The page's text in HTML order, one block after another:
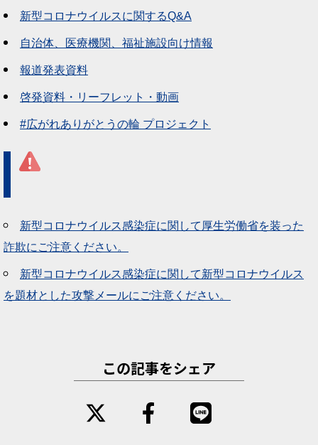
新型コロナウイルスに関するQ&A
自治体、医療機関、福祉施設向け情報
報道発表資料
啓発資料・リーフレット・動画
#広がれありがとうの輪 プロジェクト
新型コロナウイルス感染症に関して厚生労働省を装った
詐欺にご注意ください。
新型コロナウイルス感染症に関して新型コロナウイルス
を題材とした攻撃メールにご注意ください。
この記事をシェア